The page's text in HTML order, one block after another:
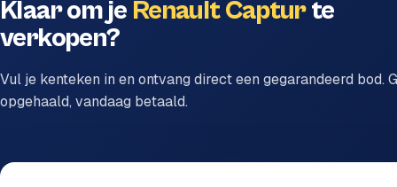
Klaar om je Renault Capturte
verkopen?
Vul je kenteken in en ontvang direct een gegarandeerd bod.
opgehaald, vandaag betaald.